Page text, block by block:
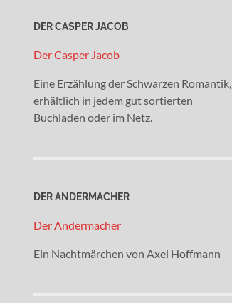
DER CASPER JACOB
Der Casper Jacob
Eine Erzählung der Schwarzen Romantik,
erhältlich in jedem gut sortierten
Buchladen oder im Netz.
DER ANDERMACHER
Der Andermacher
Ein Nachtmärchen von Axel Hoffmann